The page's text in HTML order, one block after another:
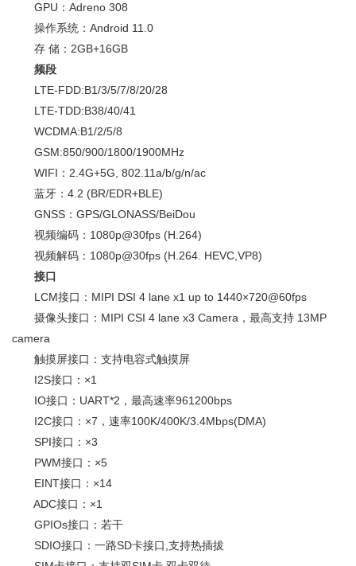
GPU：Adreno 308
操作系统：Android 11.0
存 储：2GB+16GB
频段
LTE-FDD:B1/3/5/7/8/20/28
LTE-TDD:B38/40/41
WCDMA:B1/2/5/8
GSM:850/900/1800/1900MHz
WIFI：2.4G+5G, 802.11a/b/g/n/ac
蓝牙：4.2 (BR/EDR+BLE)
GNSS：GPS/GLONASS/BeiDou
视频编码：1080p@30fps (H.264)
视频解码：1080p@30fps (H.264. HEVC,VP8)
接口
LCM接口：MIPI DSI 4 lane x1 up to 1440×720@60fps
摄像头接口：MIPI CSI 4 lane x3 Camera，最高支持 13MP
camera
触摸屏接口：支持电容式触摸屏
I2S接口：×1
IO接口：UART*2，最高速率961200bps
I2C接口：×7，速率100K/400K/3.4Mbps(DMA)
SPI接口：×3
PWM接口：×5
EINT接口：×14
ADC接口：×1
GPIOs接口：若干
SDIO接口：一路SD卡接口,支持热插拔